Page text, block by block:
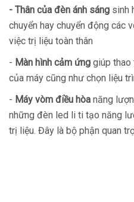
- Thân của đèn ánh sáng sinh
chuyển hay chuyển động các
việc trị liệu toàn thân
- Màn hình cảm ứng giúp thao
của máy cũng như chọn liệu
- Máy vòm điều hòa năng
những đèn led li ti tạo năng
trị liệu. Đây là bộ phận quan